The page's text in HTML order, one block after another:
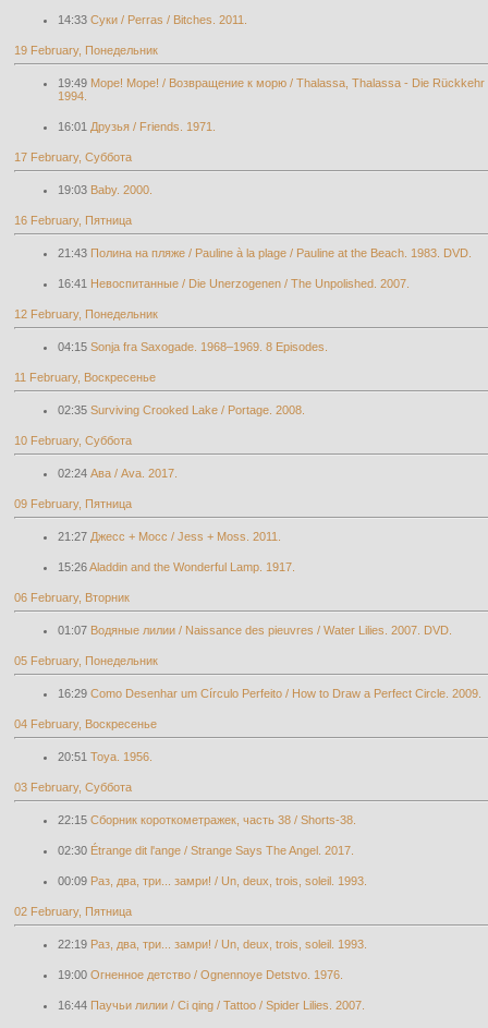
14:33 Суки / Perras / Bitches. 2011.
19 February, Понедельник
19:49 Море! Море! / Возвращение к морю / Thalassa, Thalassa - Die
1994.
16:01 Друзья / Friends. 1971.
17 February, Суббота
19:03 Baby. 2000.
16 February, Пятница
21:43 Полина на пляже / Pauline à la plage / Pauline at the Beach. 1983. DVD.
16:41 Невоспитанные / Die Unerzogenen / The Unpolished. 2007.
12 February, Понедельник
04:15 Sonja fra Saxogade. 1968–1969. 8 Episodes.
11 February, Воскресенье
02:35 Surviving Crooked Lake / Portage. 2008.
10 February, Суббота
02:24 Ава / Ava. 2017.
09 February, Пятница
21:27 Джесс + Мосс / Jess + Moss. 2011.
15:26Aladdin and the Wonderful Lamp. 1917.
06 February, Вторник
01:07 Водяные лилии / Naissance des pieuvres / Water Lilies. 2007. DVD.
05 February, Понедельник
16:29 Como Desenhar um Círculo Perfeito / How to Draw a Perfect Circle. 2009.
04 February, Воскресенье
20:51 Toya. 1956.
03 February, Суббота
22:15 Cборник короткометражек, часть 38 / Shorts-38.
02:30 Étrange dit l'ange / Strange Says The Angel. 2017.
00:09 Раз, два, три... замри! / Un, deux, trois, soleil. 1993.
02 February, Пятница
22:19 Раз, два, три... замри! / Un, deux, trois, soleil. 1993.
19:00 Огненное детство / Ognennoye Detstvo. 1976.
16:44 Паучьи лилии / Ci qing / Tattoo / Spider Lilies. 2007.